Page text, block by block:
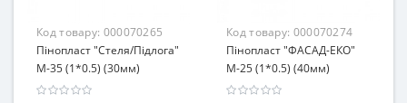
Код товару: 000070265
Пінопласт "Стеля/Підлога"
М-35 (1*0.5) (30мм)
Код товару: 000070274
Пінопласт "ФАСАД-ЕКО"
М-25 (1*0.5) (40мм)